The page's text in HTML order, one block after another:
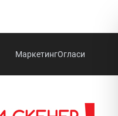
МаркетингОгласи